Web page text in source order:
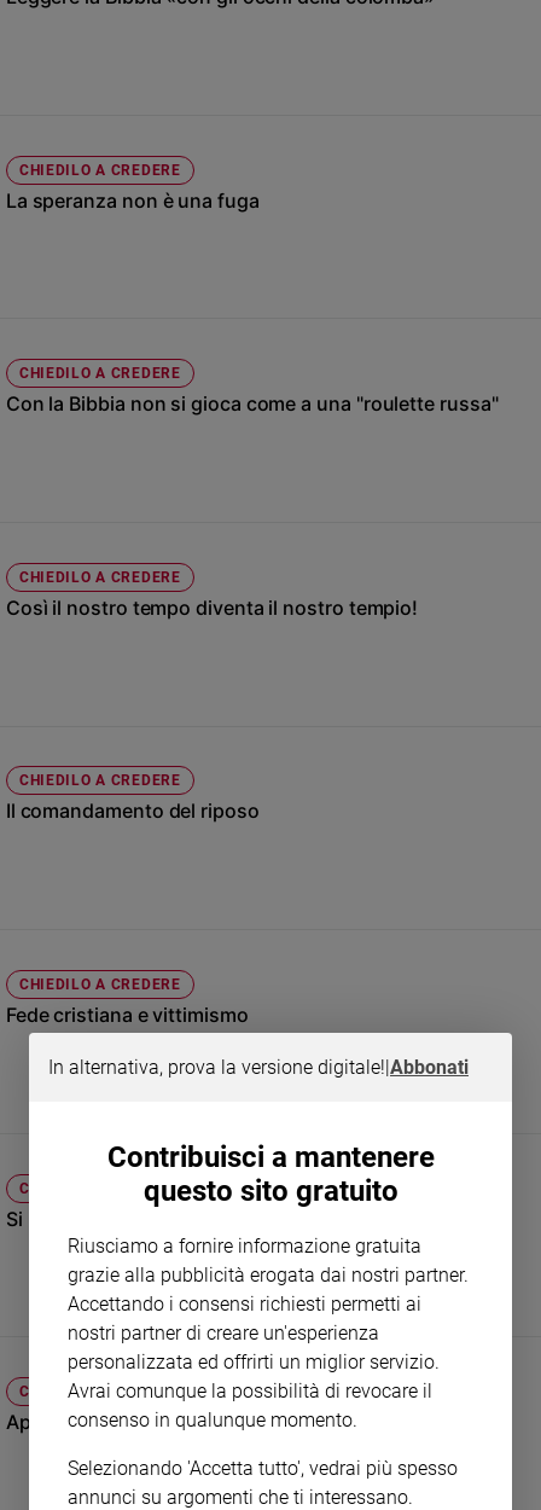
Devozione
Santo
del
e
Creato
Caso
della
Costume
Cinema,
Tv
e
Libri
Famiglia
Genitori
Coppia
Scuola
giovani
Adolescenza
CHIEDILO A CREDERE
La speranza non è una fuga
CHIEDILO A CREDERE
Con la Bibbia non si gioca come a una "roulette russa"
CHIEDILO A CREDERE
Così il nostro tempo diventa il nostro tempio!
CHIEDILO A CREDERE
Il comandamento del riposo
CHIEDILO A CREDERE
Fede cristiana e vittimismo
CHIEDILO A CHIEDERE
Si può meditare da cristiani?
CHIEDILO A CREDERE
Aprendo il cuore a Dio lo apriamo agli altri
In alternativa, prova la versione digitale!|Abbonati
Contribuisci a mantenere
questo sito gratuito
Riusciamo a fornire informazione gratuita
grazie alla pubblicità erogata dai nostri partner.
Accettando i consensi richiesti permetti ai
nostri partner di creare un'esperienza
personalizzata ed offrirti un miglior servizio.
Avrai comunque la possibilità di revocare il
consenso in qualunque momento.
Selezionando 'Accetta tutto', vedrai più spesso
annunci su argomenti che ti interessano.